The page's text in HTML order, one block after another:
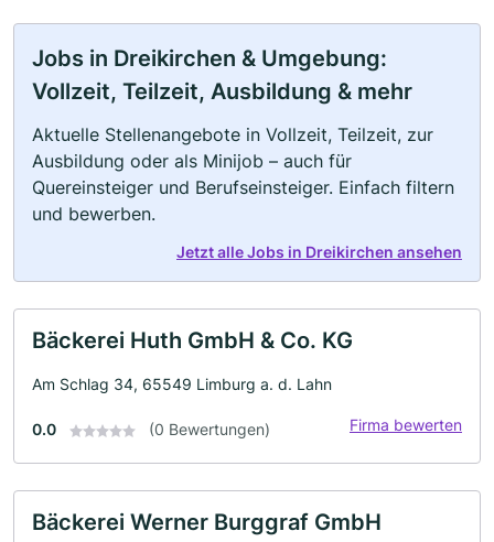
Jobs in Dreikirchen & Umgebung:
Vollzeit, Teilzeit, Ausbildung & mehr
Aktuelle Stellenangebote in Vollzeit, Teilzeit, zur
Ausbildung oder als Minijob – auch für
Quereinsteiger und Berufseinsteiger. Einfach filtern
und bewerben.
Jetzt alle Jobs in Dreikirchen ansehen
Bäckerei Huth GmbH & Co. KG
Am Schlag 34, 65549 Limburg a. d. Lahn
0.0 (0 Bewertungen) Firma bewerten
Bäckerei Werner Burggraf GmbH